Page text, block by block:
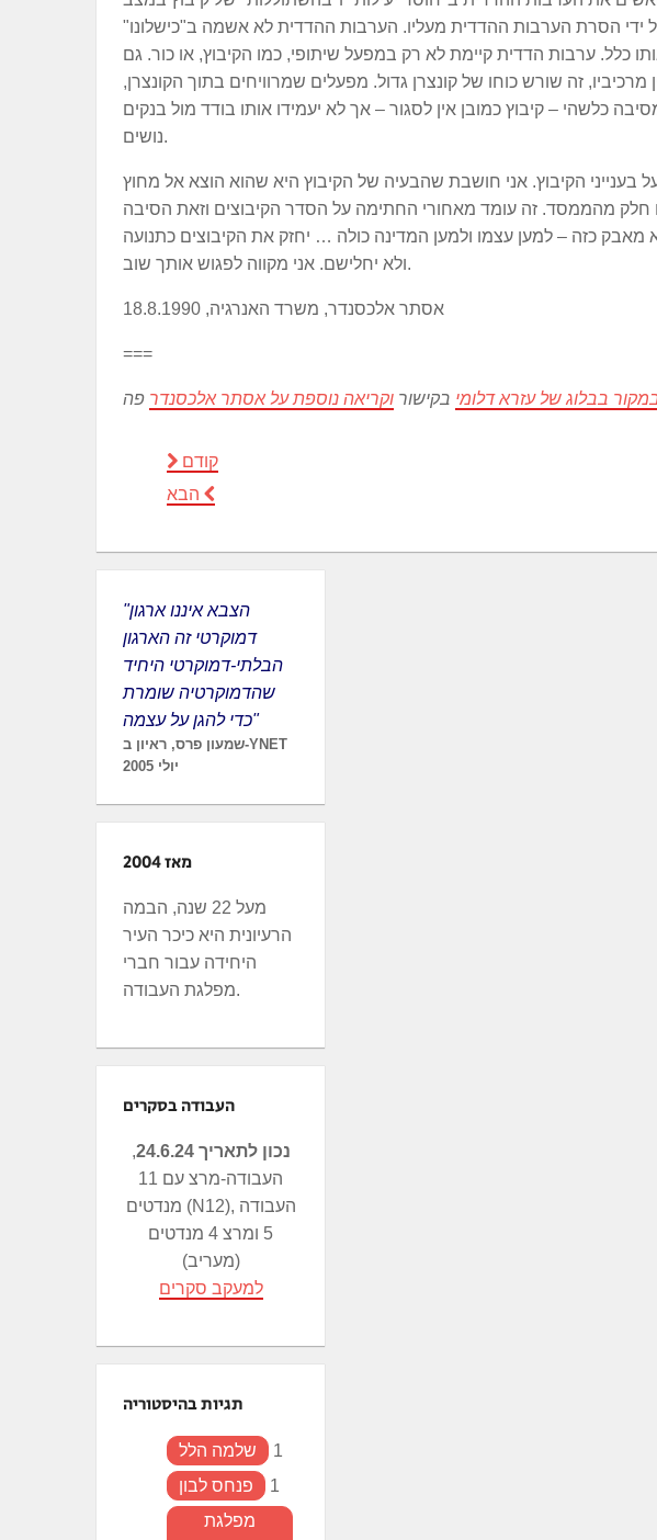
ידי הסרת הערבות ההדדית מעליו. הערבות ההדדית לא אשמה ב"כישלונו"
כלל. ערבות הדדית קיימת לא רק במפעל שיתופי, כמו הקיבוץ, או כור. גם
זה שורש כוחו של קונצרן גדול. מפעלים שמרוויחים בתוך הקונצרן,
כלשהי – קיבוץ כמובן אין לסגור – אך לא יעמידו אותו בודד מול בנקים
נושים.
בענייני הקיבוץ. אני חושבת שהבעיה של הקיבוץ היא שהוא הוצא אל מחוץ
חלק מהממסד. זה עומד מאחורי החתימה על הסדר הקיבוצים וזאת הסיבה
מאבק כזה – למען עצמו ולמען המדינה כולה … יחזק את הקיבוצים כתנועה
ולא יחלישם. אני מקווה לפגוש אותך שוב.
אסתר אלכסנדר, משרד האנרגיה, 18.8.1990
===
בבלוג של עזרא דלומי בקישור וקריאה נוספת על אסתר אלכסנדר
קודם
הבא
"הצבא איננו ארגון
דמוקרטי זה הארגון
הבלתי-דמוקרטי היחיד
שהדמוקרטיה שומרת
כדי להגן על עצמה"
שמעון פרס, ראיון ב-YNET
יולי 2005
מאז 2004
מעל 22 שנה, הבמה
הרעיונית היא כיכר העיר
היחידה עבור חברי
מפלגת העבודה.
העבודה בסקרים
נכון לתאריך 24.6.24
,
העבודה-מרצ עם 11
מנדטים (N12), העבודה
5 ומרצ 4 מנדטים
(מעריב)
למעקב סקרים
תגיות בהיסטוריה
שלמה הלל
1
פנחס לבון
1
מפלגת